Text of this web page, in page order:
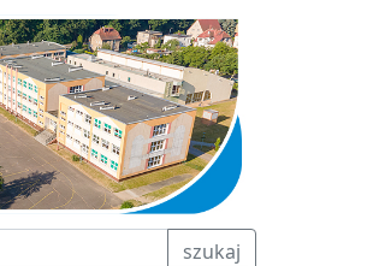
szukaj